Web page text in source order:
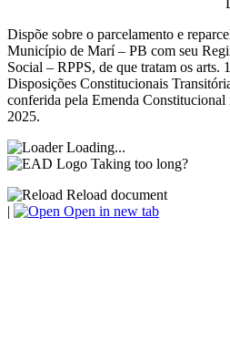
Dispõe sobre o parcelamento e
Município de Marí – PB com seu
Social – RPPS, de que tratam os arts.
Disposições Constitucionais
conferida pela Emenda Constitucional
2025.
Loading...
Taking too long?
Reload document
|
Open in new tab